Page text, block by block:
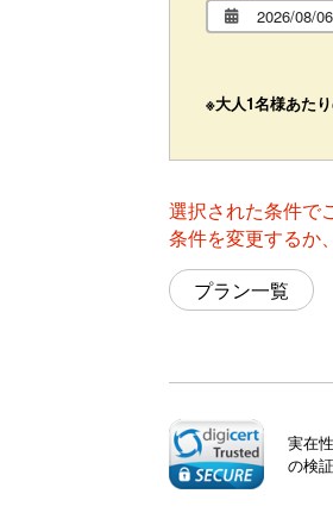
※大人1名様あた
選択された条件で
条件を変更するか
プラン一覧
実在
の検